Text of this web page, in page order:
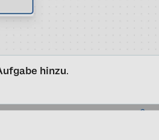
hinzu.